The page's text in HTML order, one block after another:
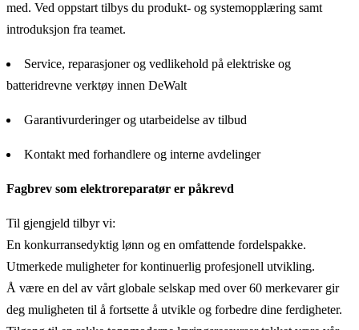
med. Ved oppstart tilbys du produkt- og systemopplæring samt
introduksjon fra teamet.
Service, reparasjoner og vedlikehold på elektriske og
batteridrevne verktøy innen DeWalt
Garantivurderinger og utarbeidelse av tilbud
Kontakt med forhandlere og interne avdelinger
Fagbrev som elektroreparatør er påkrevd
Til gjengjeld tilbyr vi:
En konkurransedyktig lønn og en omfattende fordels­pakke.
Utmerkede muligheter for kontinuerlig profesjonell utvikling.
Å være en del av vårt globale selskap med over 60 merkevarer gir
deg muligheten til å fortsette å utvikle og forbedre dine ferdigheter.